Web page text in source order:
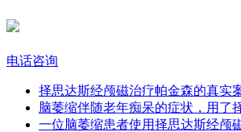
电话咨询
择思达斯经颅磁治疗帕金森的真实
脑萎缩伴随老年痴呆的症状，用了
一位脑萎缩患者使用择思达斯经颅